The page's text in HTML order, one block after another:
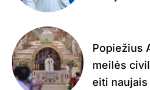
Popiežius
meilės
eiti